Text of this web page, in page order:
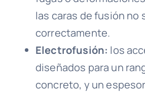
las caras de fusión no
correctamente.
Electrofusión: los
diseñados para un
concreto, y un